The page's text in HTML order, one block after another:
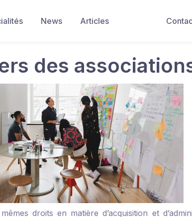
News Articles
des
droits en matière d’acquisition et